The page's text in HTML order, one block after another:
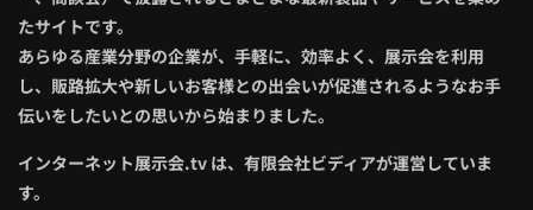
たサイトです。
あらゆる産業分野の企業が、手軽に、効率よく、展示会を利用
し、販路拡大や新しいお客様との出会いが促進されるようなお手
伝いをしたいとの思いから始まりました。
インターネット展示会.tv は、有限会社ビディアが運営していま
す。